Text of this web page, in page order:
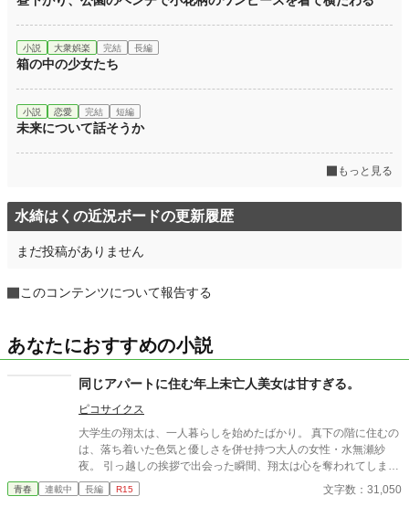
小説 大衆娯楽 完結 長編
箱の中の少女たち
小説 恋愛 完結 短編
未来について話そうか
もっと見る
水綺はくの近況ボードの更新履歴
まだ投稿がありません
このコンテンツについて報告する
あなたにおすすめの小説
同じアパートに住む年上未亡人美女は甘すぎる。
ピコサイクス
大学生の翔太は、一人暮らしを始めたばかり。 真下の階に住むの
は、落ち着いた色気と優しさを併せ持つ大人の女性・水無瀬紗
夜。 引っ越しの挨拶で出会った瞬間、翔太は心を奪われてしま
う。 偶然にもアルバイト先のスーパーで再会した彼女は、翔太を
すぐに採用し、温かく仕事を教えてくれる存在だった。 ある日の
青春 連載中 長編 R15 文字数：31,050